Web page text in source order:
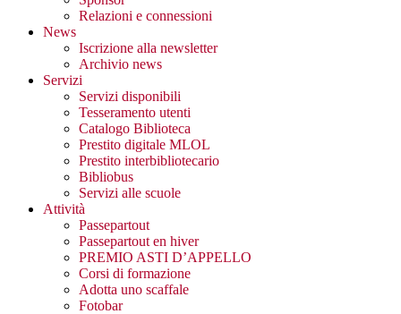
Relazioni e connessioni
News
Iscrizione alla newsletter
Archivio news
Servizi
Servizi disponibili
Tesseramento utenti
Catalogo Biblioteca
Prestito digitale MLOL
Prestito interbibliotecario
Bibliobus
Servizi alle scuole
Attività
Passepartout
Passepartout en hiver
PREMIO ASTI D’APPELLO
Corsi di formazione
Adotta uno scaffale
Fotobar